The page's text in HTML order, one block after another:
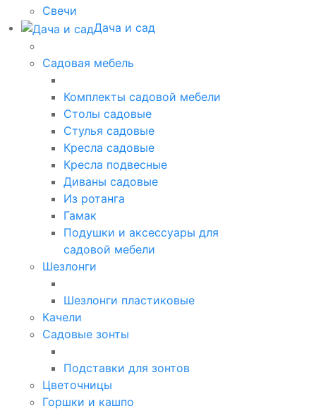
Свечи
Дача и сад
Садовая мебель
Комплекты садовой мебели
Столы садовые
Стулья садовые
Кресла садовые
Кресла подвесные
Диваны садовые
Из ротанга
Гамак
Подушки и аксессуары для
садовой мебели
Шезлонги
Шезлонги пластиковые
Качели
Садовые зонты
Подставки для зонтов
Цветочницы
Горшки и кашпо